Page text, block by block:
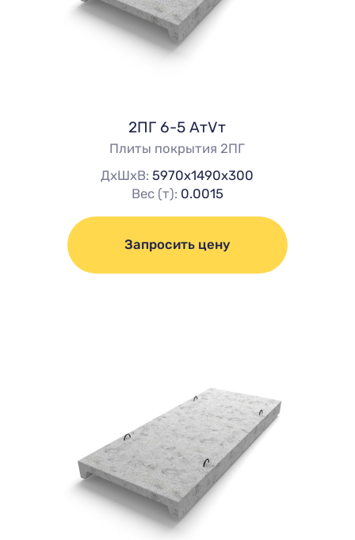
2ПГ 6-5 АтVт
Плиты покрытия 2ПГ
ДхШхВ:5970х1490х300
Вес (т): 0.0015
Запросить цену